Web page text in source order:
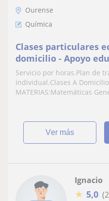
Ourense
Química
Clases particulares
domicilio - Apoyo
Ampliacion, Repaso,
Materias Pendientes
Servicio por horas.Plan de
individual.Clases A
MATERIAS:Matemáticas
ver más
Ignacio
★ 5,0